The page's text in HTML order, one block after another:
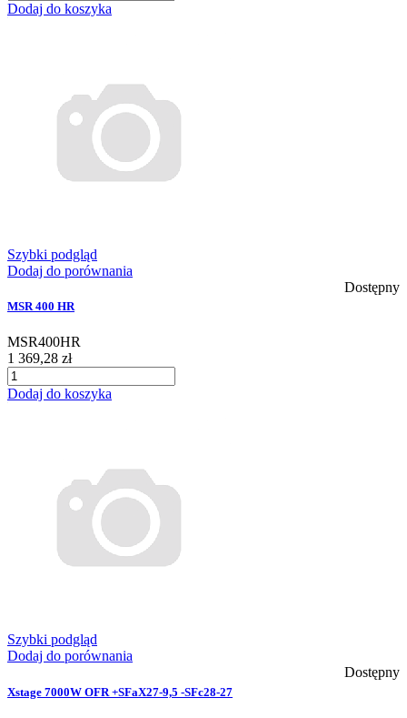
Dodaj do koszyka
Szybki podgląd
Dodaj do porównania
Dostępny
MSR 400 HR
MSR400HR
1 369,28 zł
Dodaj do koszyka
Szybki podgląd
Dodaj do porównania
Dostępny
Xstage 7000W OFR +SFaX27-9,5 -SFc28-27